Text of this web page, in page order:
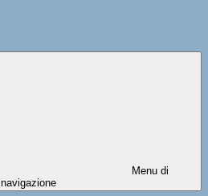
Menu di
navigazione